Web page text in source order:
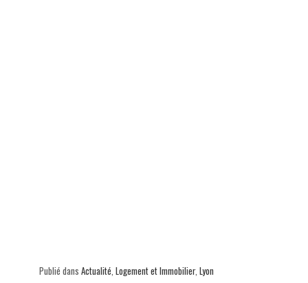
Publié dans Actualité Logement et Immobilier, Lyon